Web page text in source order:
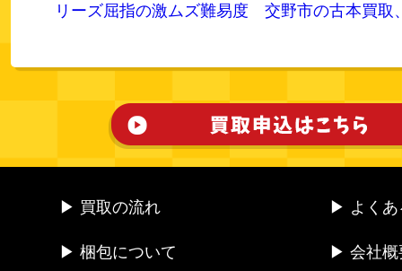
リーズ屈指の激ムズ難易度
交野市の古本買取
▶ 買取の流れ
▶ 梱包について
▶ よくあ
▶ 会社概